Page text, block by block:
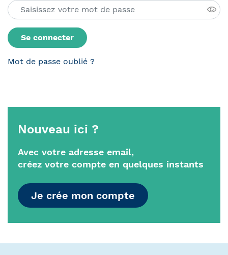
Se connecter
Mot de passe oublié
Nouveau ici ?
Avec votre adresse email,
créez votre compte en quelques instants
Je crée mon compte